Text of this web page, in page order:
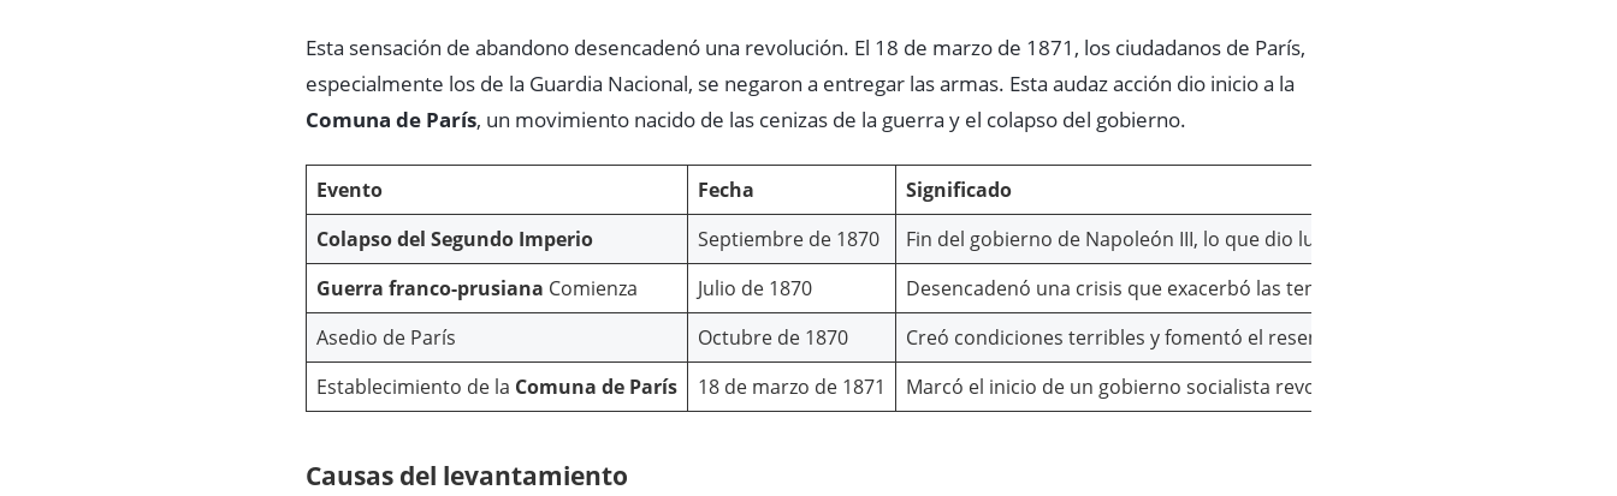
Esta sensación de abandono desencadenó una revolución. El 18 de marzo de 1871, los ciudadanos de París,
especialmente los de la Guardia Nacional, se negaron a entregar las armas. Esta audaz acción dio inicio a la
Comuna de París, un movimiento nacido de las cenizas de la guerra y el colapso del gobierno.
Evento Fecha
Significado
Colapso del Segundo Imperio
Septiembre de 1870
Fin del gobierno de Napoleón III, lo que dio lugar a importantes cambios
Guerra franco-prusiana Comienza Julio de 1870
Desencadenó una crisis que exacerbó las tensiones en París.
Asedio de París
Octubre de 1870
Creó condiciones terribles y fomentó el resentimiento hacia el gobierno.
Establecimiento de la Comuna de París 18 de marzo de 1871 Marcó el inicio de un gobierno socialista revolucionario.
Causas del levantamiento